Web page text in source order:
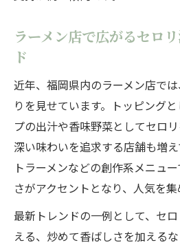
ラーメン店で広がるセロ
ド
近年、福岡県内のラーメン店で
りを見せています。トッピング
プの出汁や香味野菜としてセロ
深い味わいを追求する店舗も増
トラーメンなどの創作系メニュ
さがアクセントとなり、人気を集
最新トレンドの一例として、セ
える、炒めて香ばしさを加える